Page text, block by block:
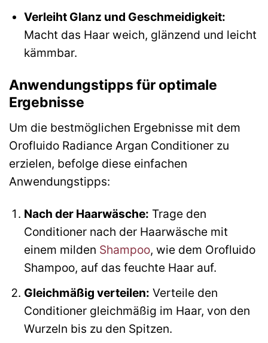
Verleiht Glanz und Geschmeidigkeit:
Macht das Haar weich, glänzend und leicht
kämmbar.
Anwendungstipps für optimale
Ergebnisse
Um die bestmöglichen Ergebnisse mit dem
Orofluido Radiance Argan Conditioner zu
erzielen, befolge diese einfachen
Anwendungstipps:
Nach der Haarwäsche: Trage den
Conditioner nach der Haarwäsche mit
einem milden Shampoo, wie dem Orofluido
Shampoo, auf das feuchte Haar auf.
Gleichmäßig verteilen: Verteile den
Conditioner gleichmäßig im Haar, von den
Wurzeln bis zu den Spitzen.